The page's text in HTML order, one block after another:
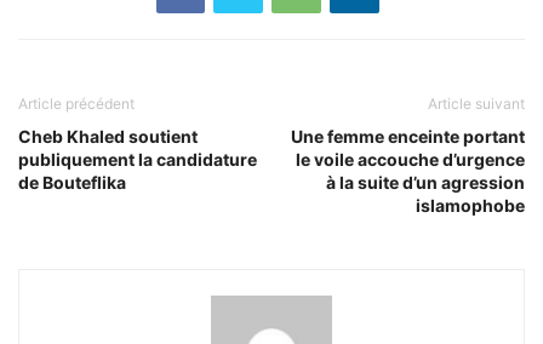
Article précédent
Cheb Khaled soutient
publiquement la candidature
de Bouteflika
Article suivant
Une femme enceinte portant
le voile accouche d’urgence
à la suite d’un agression
islamophobe